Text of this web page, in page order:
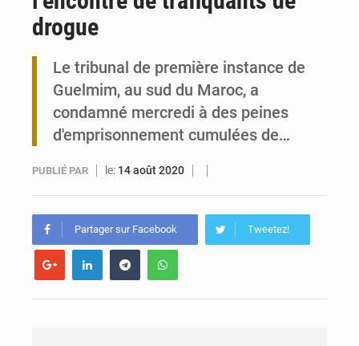
Togo : 300 000 tonnes visées pour la filière soja bio
drogue
Le tribunal de première instance de
Guelmim, au sud du Maroc, a
condamné mercredi à des peines
d'emprisonnement cumulées de…
PUBLIÉ PAR le: 14 août 2020
Partager sur Facebook Tweetez!